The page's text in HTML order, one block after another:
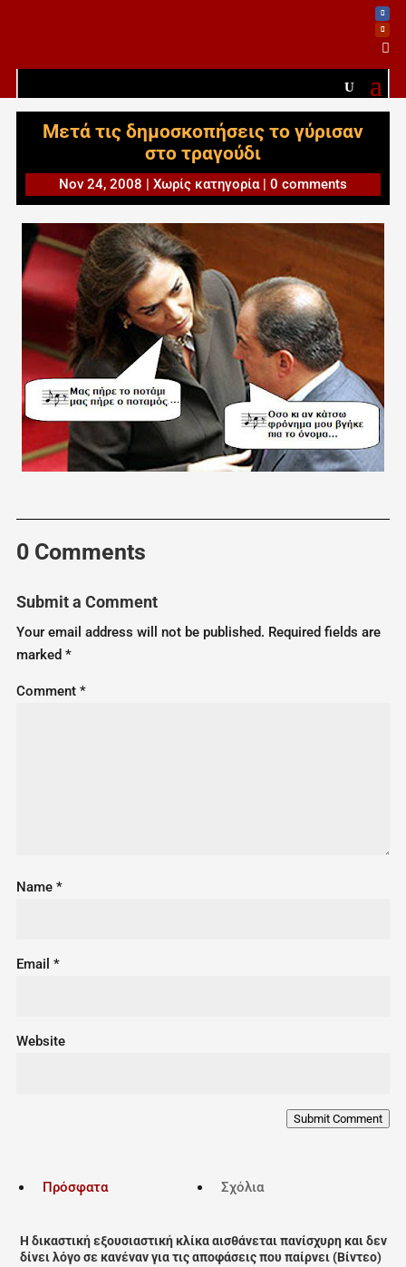

Μετά τις δημοσκοπήσεις το γύρισαν
στο τραγούδι
Nov 24, 2008 | Χωρίς κατηγορία| 0 comments
0 Comments
Submit a Comment
Your email address will not be published. Required fields are
marked *
Comment *
Name *
Email *
Website
Submit Comment
Πρόσφατα Σχόλια
Η δικαστική εξουσιαστική κλίκα αισθάνεται πανίσχυρη και δεν
δίνει λόγο σε κανέναν για τις αποφάσεις που παίρνει (Βίντεο)